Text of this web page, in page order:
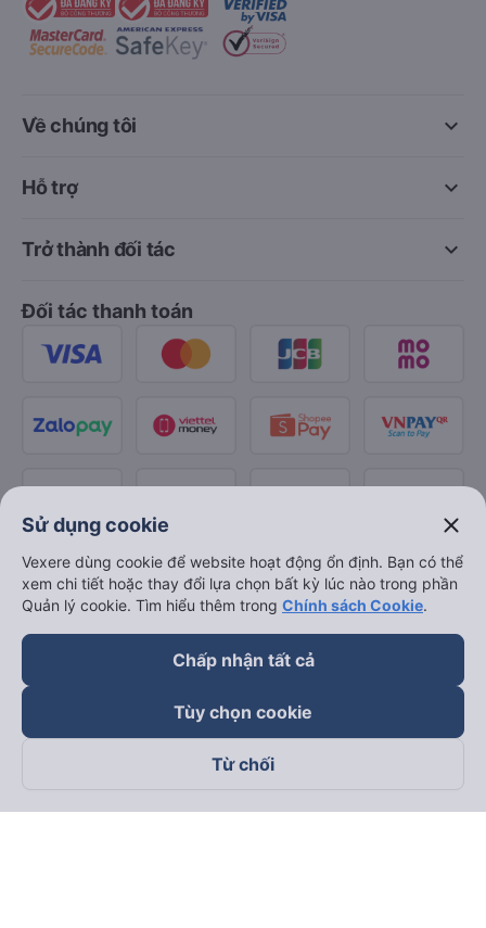
keyboard_arrow_down
Về chúng tôi
keyboard_arrow_down
Hỗ trợ
keyboard_arrow_down
Trở thành đối tác
Đối tác thanh toán
Theo dõi chúng tôi trên
Sử dụng cookie close
Vexere dùng cookie để website hoạt động ổn định. Bạn có thể
xem chi tiết hoặc thay đổi lựa chọn bất kỳ lúc nào trong phần
Quản lý cookie. Tìm hiểu thêm trong Chính sách Cookie.
Chấp nhận tất cả
Tùy chọn cookie
Từ chối